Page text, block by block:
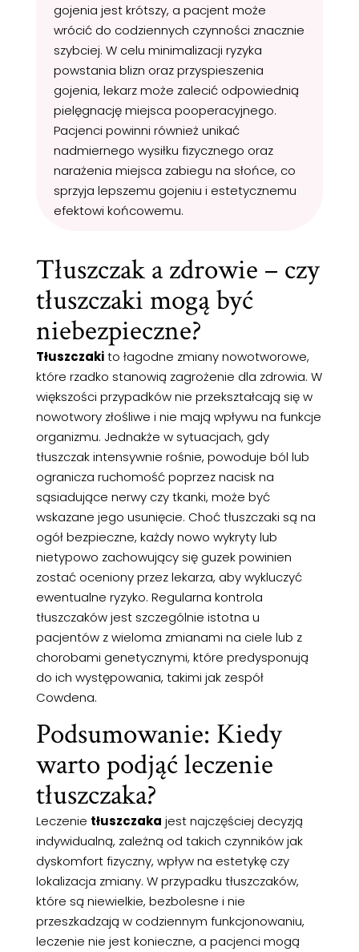
gojenia jest krótszy, a pacjent może
wrócić do codziennych czynności znacznie
szybciej. W celu minimalizacji ryzyka
powstania blizn oraz przyspieszenia
gojenia, lekarz może zalecić odpowiednią
pielęgnację miejsca pooperacyjnego.
Pacjenci powinni również unikać
nadmiernego wysiłku fizycznego oraz
narażenia miejsca zabiegu na słońce, co
sprzyja lepszemu gojeniu i estetycznemu
efektowi końcowemu.
Tłuszczak a zdrowie – czy
tłuszczaki mogą być
niebezpieczne?
Tłuszczakito łagodne zmiany nowotworowe,
które rzadko stanowią zagrożenie dla zdrowia. W
większości przypadków nie przekształcają się w
nowotwory złośliwe i nie mają wpływu na funkcje
organizmu. Jednakże w sytuacjach, gdy
tłuszczak intensywnie rośnie, powoduje ból lub
ogranicza ruchomość poprzez nacisk na
sąsiadujące nerwy czy tkanki, może być
wskazane jego usunięcie. Choć tłuszczaki są na
ogół bezpieczne, każdy nowo wykryty lub
nietypowo zachowujący się guzek powinien
zostać oceniony przez lekarza, aby wykluczyć
ewentualne ryzyko. Regularna kontrola
tłuszczaków jest szczególnie istotna u
pacjentów z wieloma zmianami na ciele lub z
chorobami genetycznymi, które predysponują
do ich występowania, takimi jak zespół
Cowdena.
Podsumowanie: Kiedy
warto podjąć leczenie
tłuszczaka?
Leczenie tłuszczaka jest najczęściej decyzją
indywidualną, zależną od takich czynników jak
dyskomfort fizyczny, wpływ na estetykę czy
lokalizacja zmiany. W przypadku tłuszczaków,
które są niewielkie, bezbolesne i nie
przeszkadzają w codziennym funkcjonowaniu,
leczenie nie jest konieczne, a pacjenci mogą